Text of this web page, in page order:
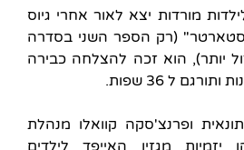
מורדות יצא לאור אחרי גיוס
(רק הספר השני בסדרה
יותר), הוא זכה להצלחה כבירה
ל 36 שפות.
ופרנצ'סקה קוואלו מנהלת
מגזין האייפד לילדים